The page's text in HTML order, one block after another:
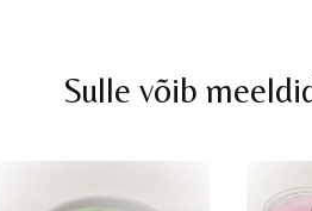
Sulle võib